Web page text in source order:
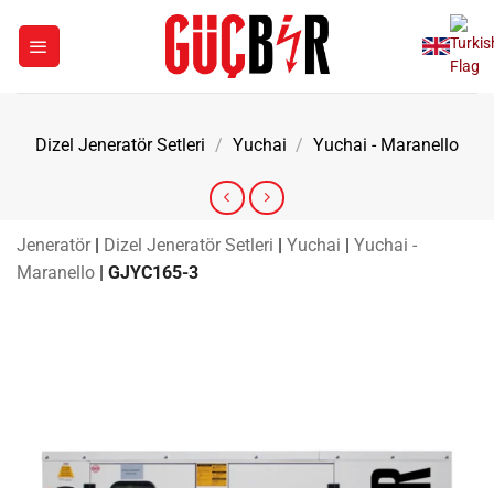
Dizel Jeneratör Setleri / Yuchai / Yuchai - Maranello
Jeneratör | Dizel Jeneratör Setleri | Yuchai | Yuchai -
Maranello | GJYC165-3